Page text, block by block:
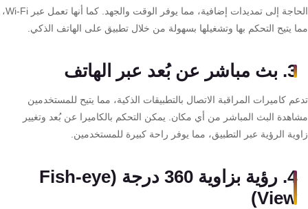
الحاجة إلى تمديدات إضافية، مما يوفر الوقت والجهد. كما أنها تعمل عبر Wi-Fi،
يتيح التحكم بها وتشغيلها بسهولة من خلال تطبيق على الهاتف الذكي.
3. بث مباشر عن بُعد عبر الهاتف
كاميرات المراقبة الاتصال بالتطبيقات الذكية، مما يتيح للمستخدمين
البث المباشر من أي مكان. يمكن التحكم بالكاميرا عن بُعد وتغيير
الرؤية عبر التطبيق، مما يوفر راحة كبيرة للمستخدمين.
4. رؤية بزاوية 360 درجة (Fish-eye
View)
انتركم
أنظمة
السرقة
إنذار
الحريق